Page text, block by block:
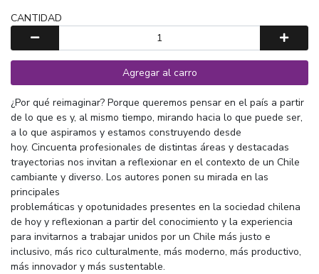
CANTIDAD
Agregar al carro
¿Por qué reimaginar? Porque queremos pensar en el país a partir
de lo que es y, al mismo tiempo, mirando hacia lo que puede ser,
a lo que aspiramos y estamos construyendo desde
hoy. Cincuenta profesionales de distintas áreas y destacadas
trayectorias nos invitan a reflexionar en el contexto de un Chile
cambiante y diverso. Los autores ponen su mirada en las
principales
problemáticas y opotunidades presentes en la sociedad chilena
de hoy y reflexionan a partir del conocimiento y la experiencia
para invitarnos a trabajar unidos por un Chile más justo e
inclusivo, más rico culturalmente, más moderno, más productivo,
más innovador y más sustentable.